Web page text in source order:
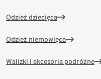
Odzież dziecięca
Odzież niemowlęca
Walizki i akcesoria podróżne